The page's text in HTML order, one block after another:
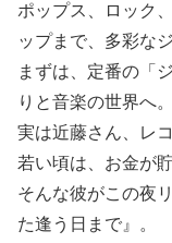
ポップス、ロック
ップまで、多彩な
まずは、定番の「
りと音楽の世界へ。
実は近藤さん、レ
若い頃は、お金が
そんな彼がこの夜
た逢う日まで』。